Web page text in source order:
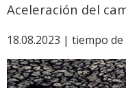
Aceleración del
18.08.2023 | tiempo de